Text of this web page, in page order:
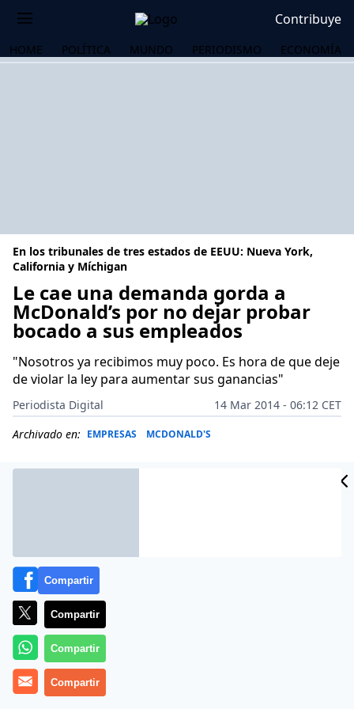
Contribuye
HOME POLÍTICA MUNDO PERIODISMO ECONOMÍA
En los tribunales de tres estados de EEUU: Nueva York,
California y Míchigan
Le cae una demanda gorda a
McDonald’s por no dejar probar
bocado a sus empleados
"Nosotros ya recibimos muy poco. Es hora de que deje
de violar la ley para aumentar sus ganancias"
Periodista Digital
14 Mar 2014 - 06:12 CET
Archivado en: EMPRESAS MCDONALD'S
Le ha caído gorda a la compañía de comida rápida, y
Compartir
Compartir
Compartir
Compartir